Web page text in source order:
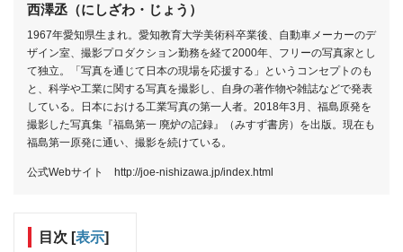
西澤丞（にしざわ・じょう）
1967年愛知県生まれ。愛知教育大学美術科卒業後、自動車メーカーのデ
ザイン室、撮影プロダクション勤務を経て2000年、フリーの写真家とし
て独立。「写真を通じて日本の現場を応援する」というコンセプトのも
と、科学や工業に関する写真を撮影し、自身の著作物や雑誌などで発表
している。日本における工業写真の第一人者。2018年3月、福島原発を
撮影した写真集『福島第一 廃炉の記録』（みすず書房）を出版。現在も
福島第一原発に通い、撮影を続けている。
公式Webサイト http://joe-nishizawa.jp/index.html
目次 [表示]